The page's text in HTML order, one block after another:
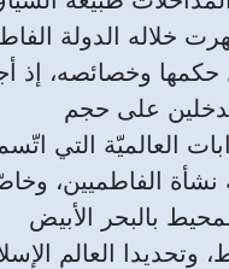
خلاله الدولة
حكمها وخصائصه، إذ
على حجم
العالميّة التي
نشأة الفاطميين،
بالبحر الأبيض
وتحديدا العالم